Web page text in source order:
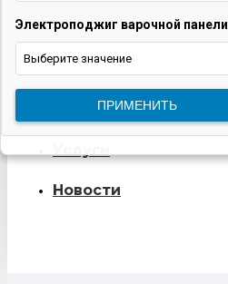
Обратный звонок
О нас
Контакты
Услуги
Новости
Электроподжиг варочной панели
Выберите значение
ПРИМЕНИТЬ